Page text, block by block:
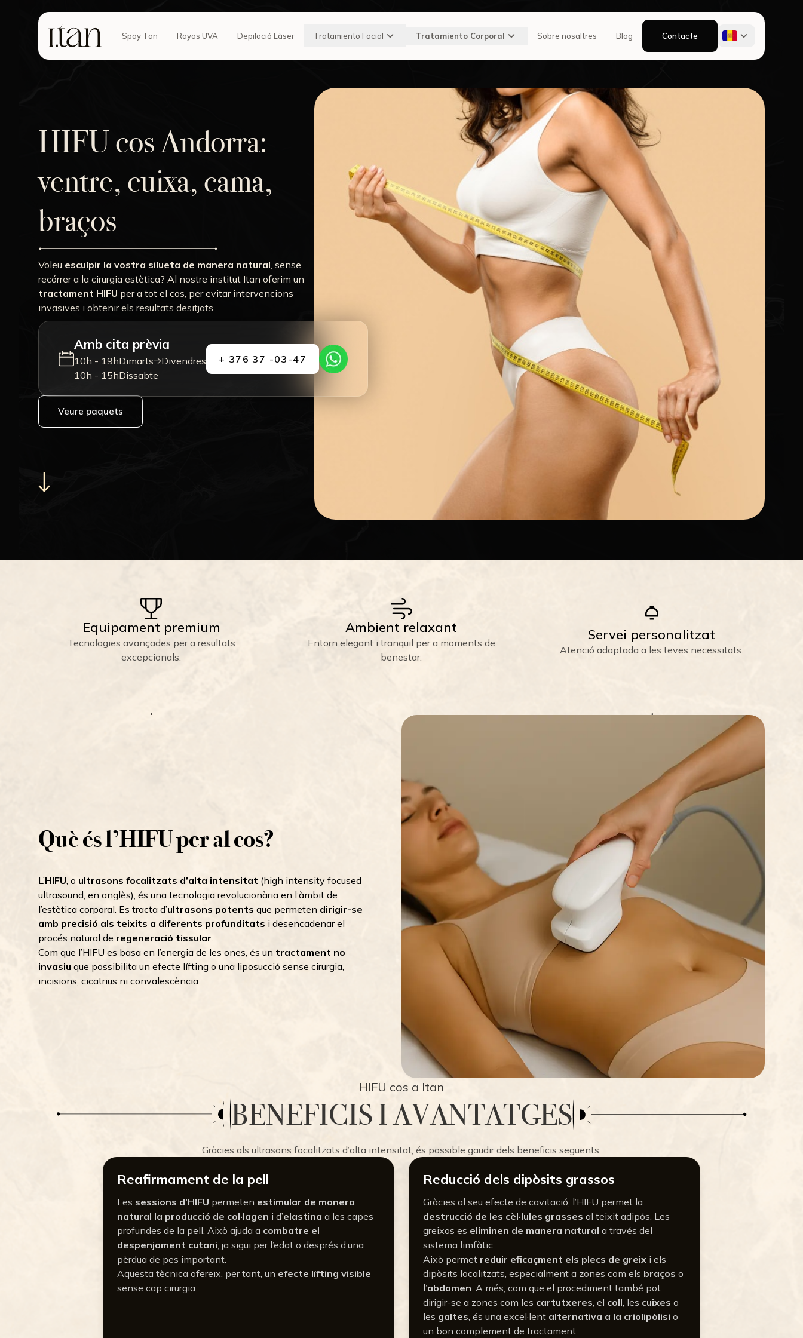
Spay Tan Rayos UVA Depilació Làser Tratamiento Facial Tratamiento Corporal Sobre nosaltres Blog Contacte
HIFU cos Andorra:
ventre, cuixa, cama,
braços
Voleu esculpir la vostra silueta de manera natural, sense
recórrer a la cirurgia estètica? Al nostre institut Itan oferim un
tractament HIFU per a tot el cos, per evitar intervencions
invasives i obtenir els resultats desitjats.
Amb cita prèvia
10h - 19hDimarts
Divendres
10h - 15hDissabte
+ 376 37 -03-47
Veure paquets
Equipament premium
Tecnologies avançades per a resultats
excepcionals.
Ambient relaxant
Entorn elegant i tranquil per a moments de
benestar.
Servei personalitzat
Atenció adaptada a les teves necessitats.
Què és l’HIFU per al cos?
L’HIFU, o ultrasons focalitzats d’alta intensitat (high intensity focused
ultrasound, en anglès), és una tecnologia revolucionària en l’àmbit de
l’estètica corporal. Es tracta d’ultrasons potents que permeten dirigir-se
amb precisió als teixits a diferents profunditats i desencadenar el
procés natural de regeneració tissular.
Com que l’HIFU es basa en l’energia de les ones, és un tractament no
invasiu que possibilita un efecte lífting o una liposucció sense cirurgia,
incisions, cicatrius ni convalescència.
HIFU cos a Itan
BENEFICIS I AVANTATGES
Gràcies als ultrasons focalitzats d’alta intensitat, és possible gaudir dels beneficis següents:
Reafirmament de la pell
Les sessions d’HIFU permeten estimular de manera
natural la producció de col·lagen i d’elastina a les capes
profundes de la pell. Això ajuda a combatre el
despenjament cutani, ja sigui per l’edat o després d’una
pèrdua de pes important.
Aquesta tècnica ofereix, per tant, un efecte lífting visible
sense cap cirurgia.
Reducció dels dipòsits grassos
Gràcies al seu efecte de cavitació, l’HIFU permet la
destrucció de les cèl·lules grasses al teixit adipós. Les
greixos es eliminen de manera natural a través del
sistema limfàtic.
Això permet reduir eficaçment els plecs de greix i els
dipòsits localitzats, especialment a zones com els braços o
l’abdomen. A més, com que el procediment també pot
dirigir-se a zones com les cartutxeres, el coll, les cuixes o
les galtes, és una excel·lent alternativa a la criolipòlisi o
un bon complement de tractament.